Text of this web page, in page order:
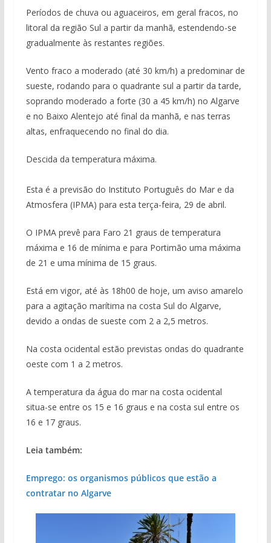
Períodos de chuva ou aguaceiros, em geral fracos, no
litoral da região Sul a partir da manhã, estendendo-se
gradualmente às restantes regiões.
Vento fraco a moderado (até 30 km/h) a predominar de
sueste, rodando para o quadrante sul a partir da tarde,
soprando moderado a forte (30 a 45 km/h) no Algarve
e no Baixo Alentejo até final da manhã, e nas terras
altas, enfraquecendo no final do dia.
Descida da temperatura máxima.
Esta é a previsão do Instituto Português do Mar e da
Atmosfera (IPMA) para esta terça-feira, 29 de abril.
O IPMA prevê para Faro 21 graus de temperatura
máxima e 16 de mínima e para Portimão uma máxima
de 21 e uma mínima de 15 graus.
Está em vigor, até às 18h00 de hoje, um aviso amarelo
para a agitação marítima na costa Sul do Algarve,
devido a ondas de sueste com 2 a 2,5 metros.
Na costa ocidental estão previstas ondas do quadrante
oeste com 1 a 2 metros.
A temperatura da água do mar na costa ocidental
situa-se entre os 15 e 16 graus e na costa sul entre os
16 e 17 graus.
Leia também:
Emprego: os organismos públicos que estão a
contratar no Algarve